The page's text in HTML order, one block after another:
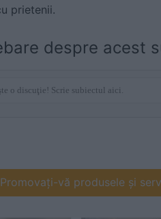
prietenii.
despre acest
Promovați-vă produsele și